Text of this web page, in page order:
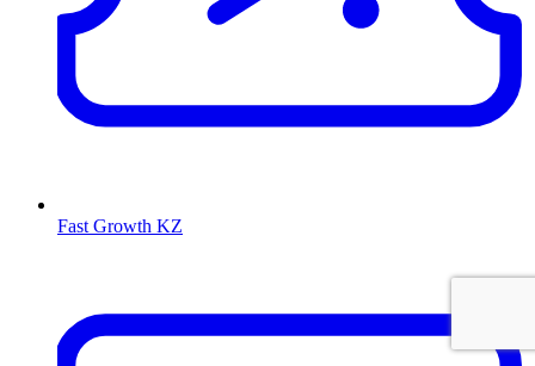
Fast Growth KZ